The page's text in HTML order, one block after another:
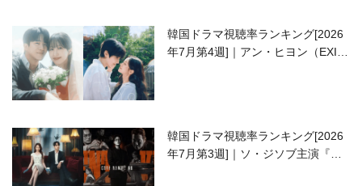
韓国ドラマ視聴率ランキング[2026
年7月第4週]｜アン・ヒヨン（EXID
韓国ドラマ視聴率ランキング[2026
年7月第3週]｜ソ・ジソブ主演『エ